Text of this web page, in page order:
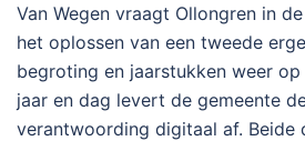
Van Wegen vraagt Ollongren in
het oplossen van een tweede
begroting en jaarstukken weer
jaar en dag levert de gemeente
verantwoording digitaal af. Beide